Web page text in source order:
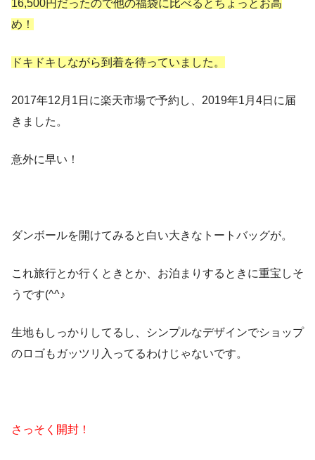
16,500円だったので他の福袋に比べるとちょっとお高
め！
ドキドキしながら到着を待っていました。
2017年12月1日に楽天市場で予約し、2019年1月4日に届
きました。
意外に早い！
ダンボールを開けてみると白い大きなトートバッグが。
これ旅行とか行くときとか、お泊まりするときに重宝しそ
うです(^^♪
生地もしっかりしてるし、シンプルなデザインでショップ
のロゴもガッツリ入ってるわけじゃないです。
さっそく開封！